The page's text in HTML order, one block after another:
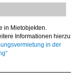
in Mietobjekten.
Informationen hierzu
in der